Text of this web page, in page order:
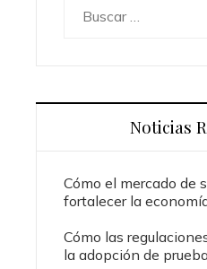
Noticias
Cómo el mercado de
fortalecer la
Cómo las
la adopción de